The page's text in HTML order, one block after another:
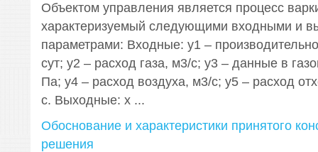
Объектом управления является процесс
характеризуемый следующими входными и
параметрами: Входные: y1 –
сут; y2 – расход газа, м3/с; y3 – данные в
Па; y4 – расход воздуха, м3/с; y5 – расход
с. Выходные: х ...
Обоснование и характеристики принятого
решения